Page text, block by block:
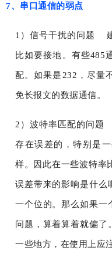
7、串口通信的弱点
1）信号干扰的问题
比如要接地。有些485
配。如果是232，尽量
免长报文的数据通信。
2）波特率匹配的问题
存在误差的，特别是
样。因此在一些波特率
误差带来的影响是什么
一个位的。那么如果一
问题，算着算着就偏了
一些地方，在使用上应